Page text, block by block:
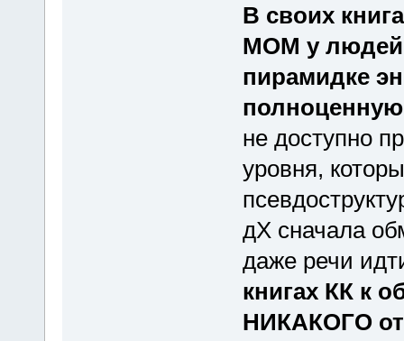
В своих
МОМ у
пирамидке
полноценную
не доступно
уровня,
дХ сначала
даже речи
книгах КК к
НИКАКОГО